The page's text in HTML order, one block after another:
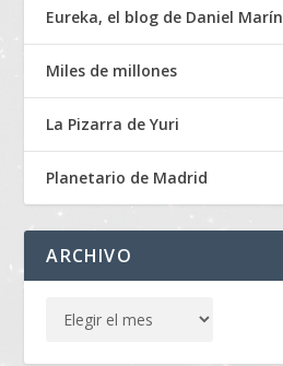
Eureka, el blog de Daniel Marín
Miles de millones
La Pizarra de Yuri
Planetario de Madrid
ARCHIVO